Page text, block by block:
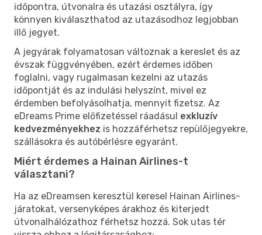
időpontra, útvonalra és utazási osztályra, így
könnyen kiválaszthatod az utazásodhoz legjobban
illő jegyet.
A jegyárak folyamatosan változnak a kereslet és az
évszak függvényében, ezért érdemes időben
foglalni, vagy rugalmasan kezelni az utazás
időpontját és az indulási helyszínt, mivel ez
érdemben befolyásolhatja, mennyit fizetsz. Az
eDreams Prime előfizetéssel ráadásul exkluzív
kedvezményekhez is hozzáférhetsz repülőjegyekre,
szállásokra és autóbérlésre egyaránt.
Miért érdemes a Hainan Airlines-t
választani?
Ha az eDreamsen keresztül keresel Hainan Airlines-
járatokat, versenyképes árakhoz és kiterjedt
útvonalhálózathoz férhetsz hozzá. Sok utas tér